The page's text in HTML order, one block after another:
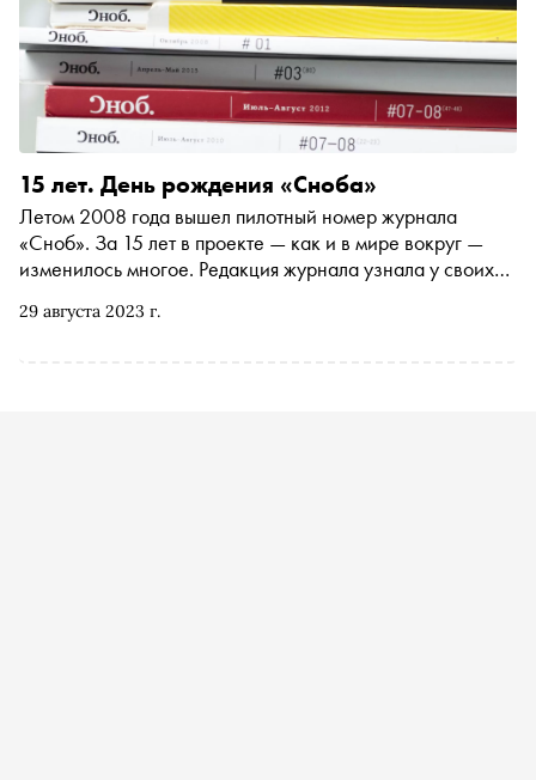
29 августа 2023 г.
15 лет. День рождения «Сноба»
Летом 2008 года вышел пилотный номер журнала
«Сноб». За 15 лет в проекте — как и в мире вокруг —
изменилось многое. Редакция журнала узнала у своих
познакомились с изданием и кто, по их мнению,